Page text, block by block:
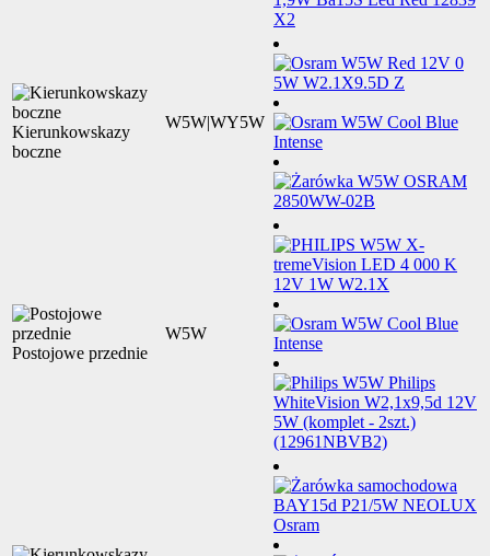
Kierunkowskazy
boczne
W5W|WY5W
Postojowe przednie
W5W